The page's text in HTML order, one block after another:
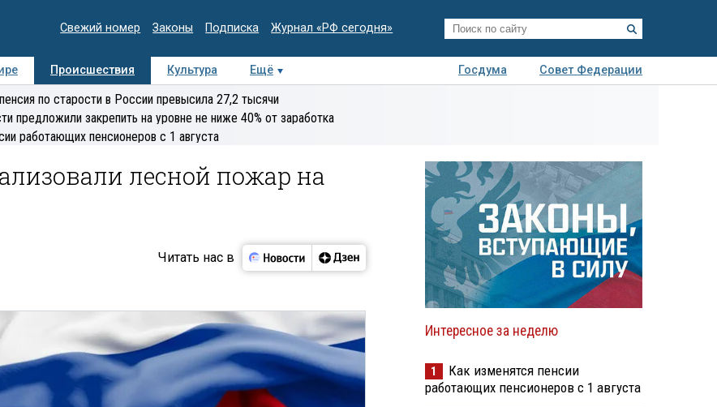
Свежий номер Законы Подписка Журнал «РФ сегодня»
Происшествия Культура Ещё Госдума
Совет Федерации
Медиацентр Интервью Колумнисты
экспертиза
по старости в России превысила 27,2 тысячи
предложили закрепить на уровне не ниже 40% от заработка
работающих пенсионеров с 1 августа
лесной пожар на
Читать нас в
Интересное за неделю
1
Как изменятся пенсии
работающих пенсионеров с 1 августа